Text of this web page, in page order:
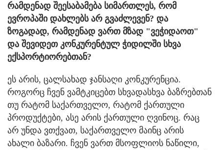
რამდენად შეესაბამება სიმართლეს, რომ
ევროპაში დახლებს არ გვაძლევენ? და
ზოგადად, რამდენად ვართ მზად "ვეჭიდაოთ"
და შევიდეთ კონკურენტულ ჭიდილში სხვა
ექსპორტიორებთან?
ეს არის, ცალსახად ჯანსაღი კონკურენცია.
როგორც ჩვენ ვამტკიცებთ სხვადასხვა ბაზრებთან
თუ რატომ საქართველო, რატომ ქართული
პროდუქტები, ასე არის ქართული ღვინოც. რაც
არ უნდა ვთქვათ, საქართველო მაინც არის
ახალი ბაზარი. ჩვენ ვართ მსოფლიოს ნაწილი,